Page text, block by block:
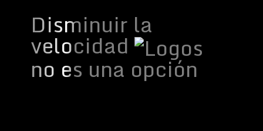
Disminuir la
velocidad
no es una opción